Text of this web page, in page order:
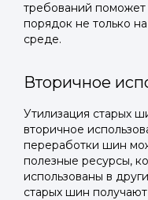
требований поможет
порядок не только
среде.
Вторичное
Утилизация старых
вторичное
переработки шин
полезные ресурсы,
использованы в
старых шин